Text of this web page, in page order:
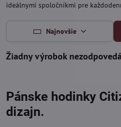
ideálnymi spoločníkmi pre
Najnovšie
Pánske hodinky
dizajn.